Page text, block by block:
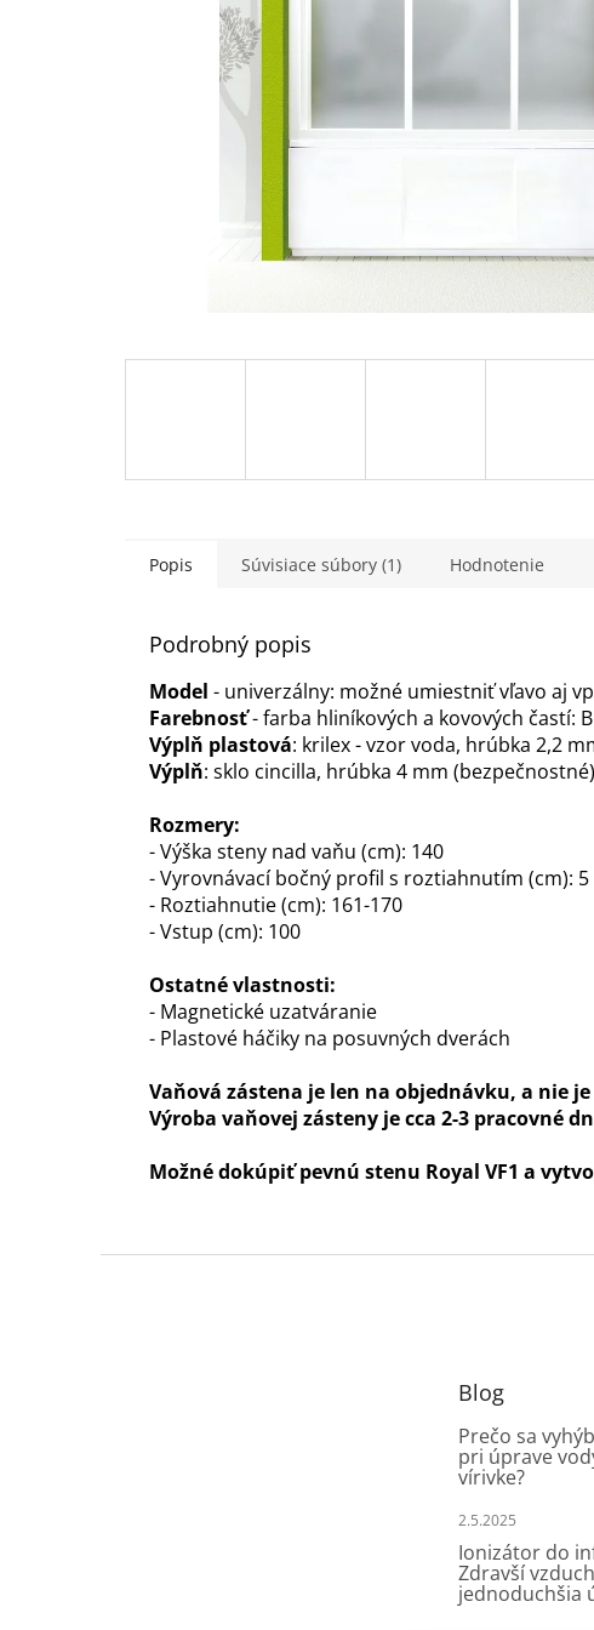
Popis Súvisiace súbory (1) Hodnotenie
Podrobný popis
Model - univerzálny: možné umiestniť vľavo aj
Farebnosť- farba hliníkových a kovových častí:
Výplň plastová: krilex - vzor voda, hrúbka 2,2
Výplň: sklo cincilla, hrúbka 4 mm
Rozmery:
- Výška steny nad vaňu (cm): 140
- Vyrovnávací bočný profil s roztiahnutím (cm): 5
- Roztiahnutie (cm): 161-170
- Vstup (cm): 100
Ostatné vlastnosti:
- Magnetické uzatváranie
- Plastové háčiky na posuvných dverách
Vaňová zástena je len na objednávku, a nie
Výroba vaňovej zásteny je cca 2-3 pracovné
Možné dokúpiť pevnú stenu Royal VF1 a
Blog
Prečo sa
pri úprave
vírivke?
2.5.2025
Ionizátor do
Zdravší
jednoduchšia